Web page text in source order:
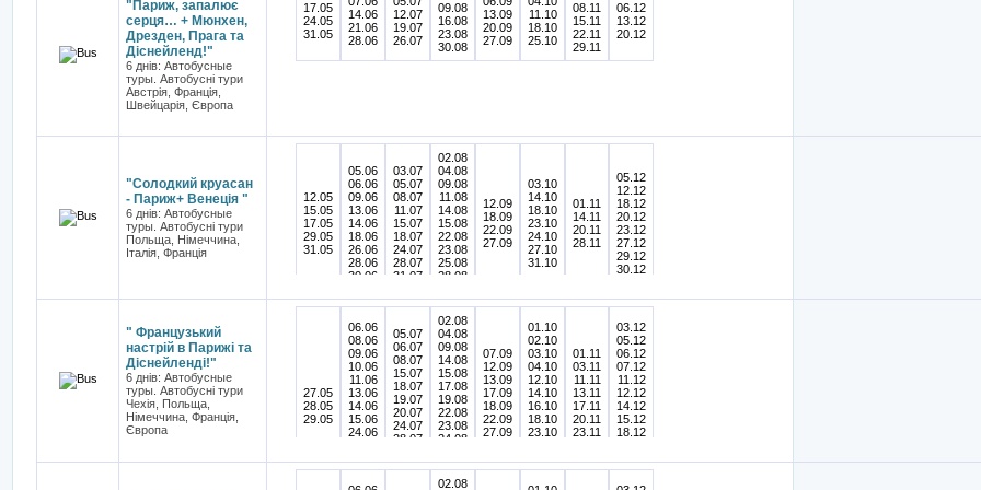
"Париж, запалює
серця… + Мюнхен,
Дрезден, Прага та
Діснейленд!"
6 днів: Автобусные
туры. Автобусні тури
Австрія, Франція,
Швейцарія, Європа
17.05
24.05
31.05
14.06
21.06
28.06
12.07
19.07
26.07
09.08
16.08
23.08
30.08
13.09
20.09
27.09
11.10
18.10
25.10
08.11
15.11
22.11
29.11
06.12
13.12
20.12
"Солодкий круасан
- Париж+ Венеція "
6 днів: Автобусные
туры. Автобусні тури
Польща, Німеччина,
Італія, Франція
12.05
15.05
17.05
29.05
31.05
05.06
06.06
09.06
13.06
14.06
18.06
26.06
28.06
30.06
03.07
05.07
08.07
11.07
15.07
18.07
24.07
28.07
31.07
02.08
04.08
09.08
11.08
14.08
15.08
22.08
23.08
25.08
28.08
12.09
18.09
22.09
27.09
03.10
14.10
18.10
23.10
24.10
27.10
31.10
01.11
14.11
20.11
28.11
05.12
12.12
18.12
20.12
23.12
27.12
29.12
30.12
" Французький
настрій в Парижі та
Діснейленді!"
6 днів: Автобусные
туры. Автобусні тури
Чехія, Польща,
Німеччина, Франція,
Європа
27.05
28.05
29.05
06.06
08.06
09.06
10.06
11.06
13.06
14.06
15.06
24.06
28.06
30.06
05.07
06.07
08.07
15.07
18.07
19.07
20.07
24.07
28.07
30.07
02.08
04.08
09.08
14.08
15.08
17.08
19.08
22.08
23.08
24.08
27.08
28.08
07.09
12.09
13.09
17.09
18.09
22.09
27.09
01.10
02.10
03.10
04.10
12.10
14.10
16.10
18.10
23.10
28.10
31.10
01.11
03.11
11.11
13.11
17.11
20.11
23.11
03.12
05.12
06.12
07.12
11.12
12.12
14.12
15.12
18.12
23.12
30.12
02.08